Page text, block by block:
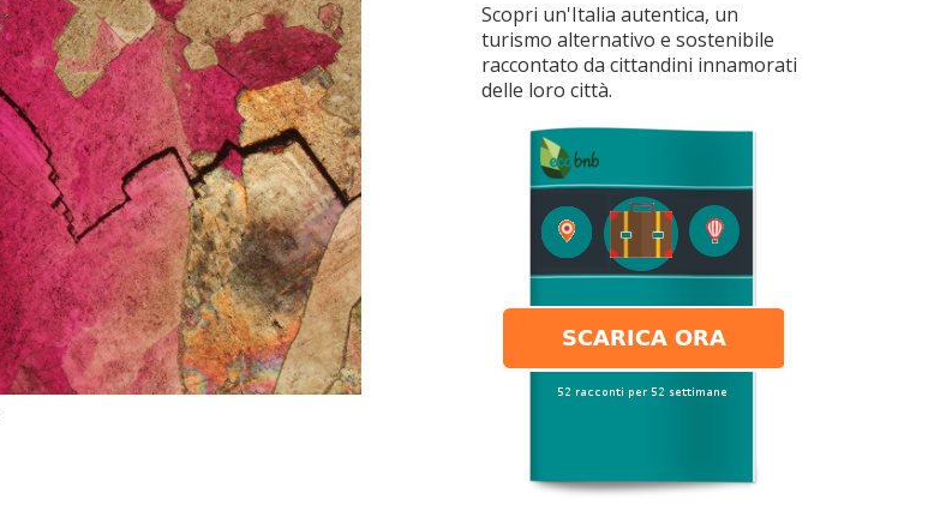
Scopri un'Italia autentica, un
turismo alternativo e sostenibile
raccontato da cittandini innamorati
delle loro città.